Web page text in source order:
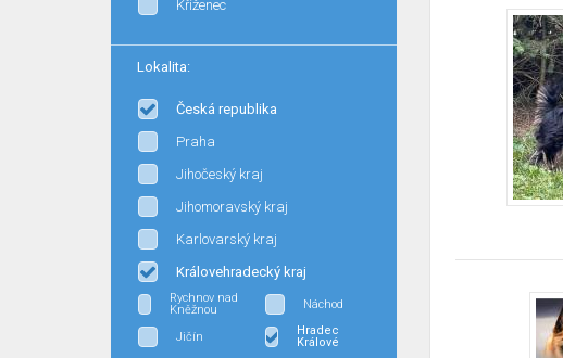
Kříženec
Lokalita:
Česká republika
Praha
Jihočeský kraj
Jihomoravský kraj
Karlovarský kraj
Královehradecký kraj
Rychnov nad
Kněžnou
Náchod
Jičín
Hradec
Králové